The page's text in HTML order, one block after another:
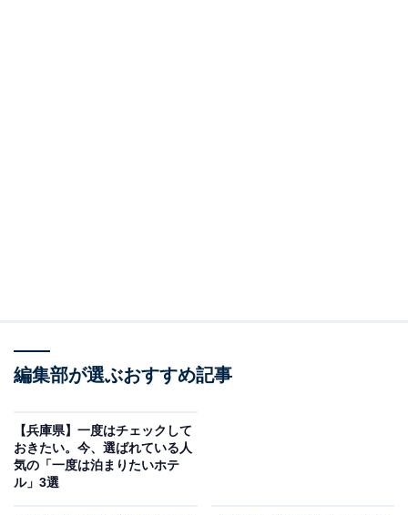
編集部が選ぶおすすめ記事
【兵庫県】一度はチェックして
おきたい。今、選ばれている人
気の「一度は泊まりたいホテ
ル」3選